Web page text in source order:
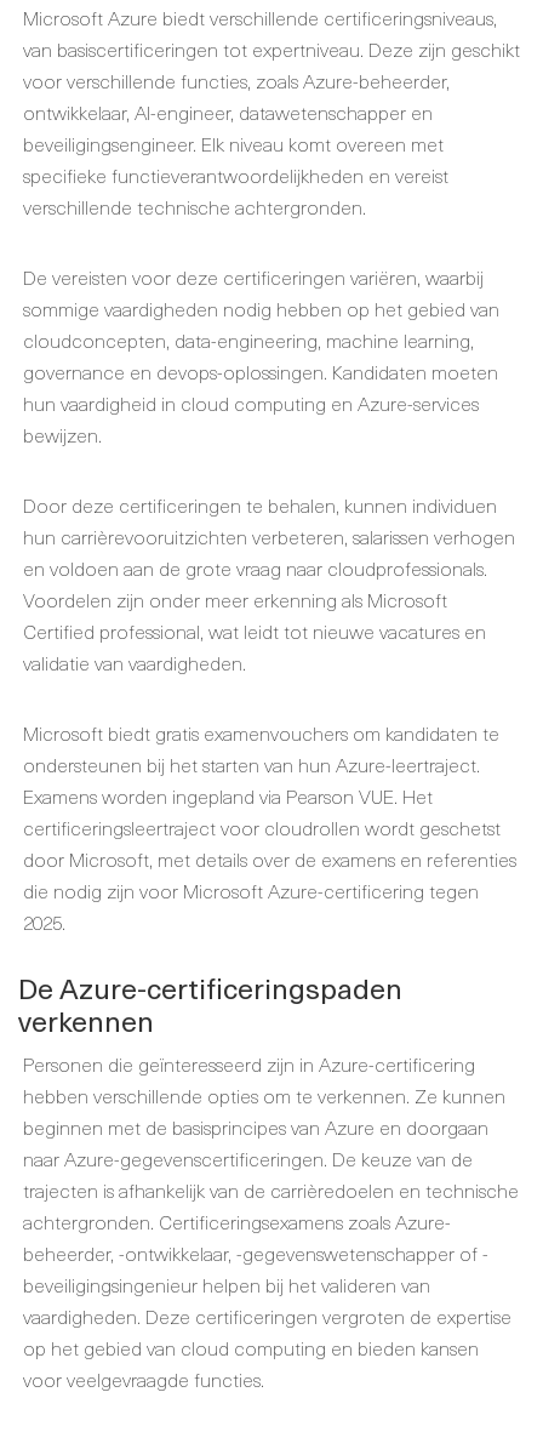
Microsoft Azure biedt verschillende certificeringsniveaus,
van basiscertificeringen tot expertniveau. Deze zijn geschikt
voor verschillende functies, zoals Azure-beheerder,
ontwikkelaar, AI-engineer, datawetenschapper en
beveiligingsengineer. Elk niveau komt overeen met
specifieke functieverantwoordelijkheden en vereist
verschillende technische achtergronden.
De vereisten voor deze certificeringen variëren, waarbij
sommige vaardigheden nodig hebben op het gebied van
cloudconcepten, data-engineering, machine learning,
governance en devops-oplossingen. Kandidaten moeten
hun vaardigheid in cloud computing en Azure-services
bewijzen.
Door deze certificeringen te behalen, kunnen individuen
hun carrièrevooruitzichten verbeteren, salarissen verhogen
en voldoen aan de grote vraag naar cloudprofessionals.
Voordelen zijn onder meer erkenning als Microsoft
Certified professional, wat leidt tot nieuwe vacatures en
validatie van vaardigheden.
Microsoft biedt gratis examenvouchers om kandidaten te
ondersteunen bij het starten van hun Azure-leertraject.
Examens worden ingepland via Pearson VUE. Het
certificeringsleertraject voor cloudrollen wordt geschetst
door Microsoft, met details over de examens en referenties
die nodig zijn voor Microsoft Azure-certificering tegen
2025.
De Azure-certificeringspaden
verkennen
Personen die geïnteresseerd zijn in Azure-certificering
hebben verschillende opties om te verkennen. Ze kunnen
beginnen met de basisprincipes van Azure en doorgaan
naar Azure-gegevenscertificeringen. De keuze van de
trajecten is afhankelijk van de carrièredoelen en technische
achtergronden. Certificeringsexamens zoals Azure-
beheerder, -ontwikkelaar, -gegevenswetenschapper of -
beveiligingsingenieur helpen bij het valideren van
vaardigheden. Deze certificeringen vergroten de expertise
op het gebied van cloud computing en bieden kansen
voor veelgevraagde functies.